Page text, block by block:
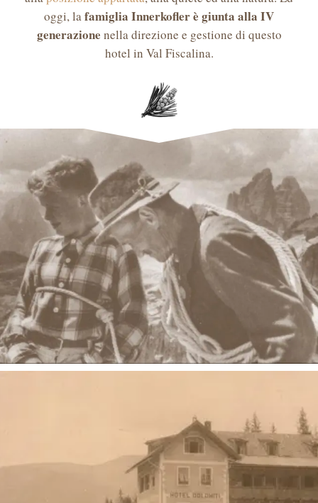
oggi, lafamiglia Innerkofler è giunta alla IV
generazione nella direzione e gestione di questo
hotel in Val Fiscalina.